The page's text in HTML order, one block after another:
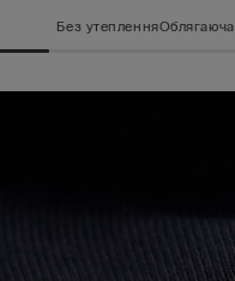
Без утепленняОблягаюча